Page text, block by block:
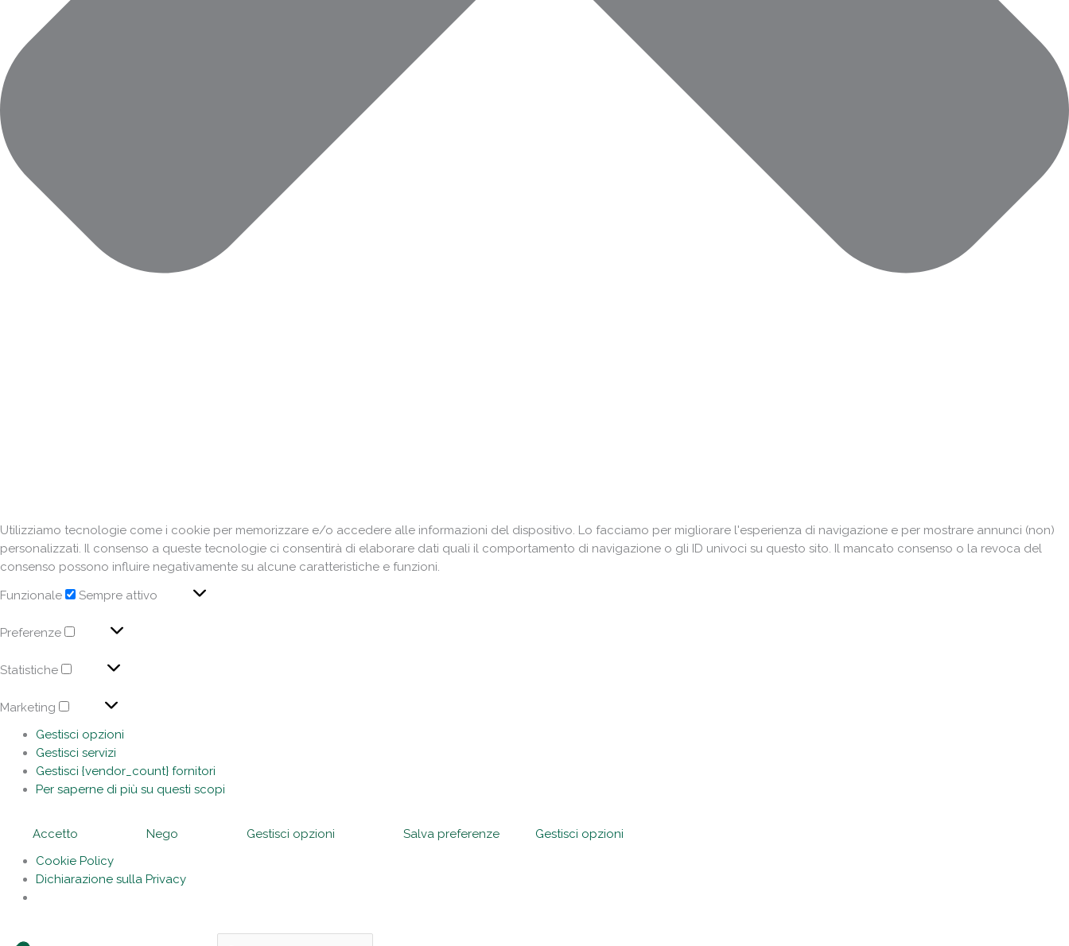
Utilizziamo tecnologie come i cookie per memorizzare e/o accedere alle informazioni del dispositivo. Lo facciamo per migliorare l'esperienza di navigazione e per mostrare annunci (non)
personalizzati. Il consenso a queste tecnologie ci consentirà di elaborare dati quali il comportamento di navigazione o gli ID univoci su questo sito. Il mancato consenso o la revoca del
consenso possono influire negativamente su alcune caratteristiche e funzioni.
Funzionale
Sempre attivo
Preferenze
Statistiche
Marketing
Gestisci opzioni
Gestisci servizi
Gestisci {vendor_count} fornitori
Per saperne di più su questi scopi
Accetto Nego Gestisci opzioni Salva preferenze
Gestisci opzioni
Cookie Policy
Dichiarazione sulla Privacy